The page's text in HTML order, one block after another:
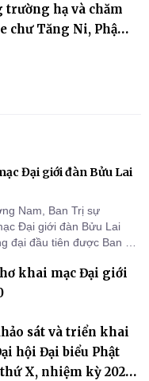
trường hạ và chăm
chư Tăng Ni, Phật
Đại giới đàn Bửu Lai
Nam, Ban Trị sự
Đại giới đàn Bửu Lai
đại đầu tiên được Ban Trị
tác truyền giới, đào tạo
khai mạc Đại giới
sát và triển khai
hội Đại biểu Phật
X, nhiệm kỳ 2026-